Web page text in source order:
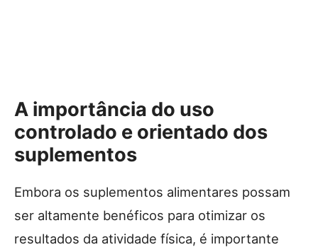
A importância do uso
controlado e orientado dos
suplementos
Embora os suplementos alimentares possam
ser altamente benéficos para otimizar os
resultados da atividade física, é importante